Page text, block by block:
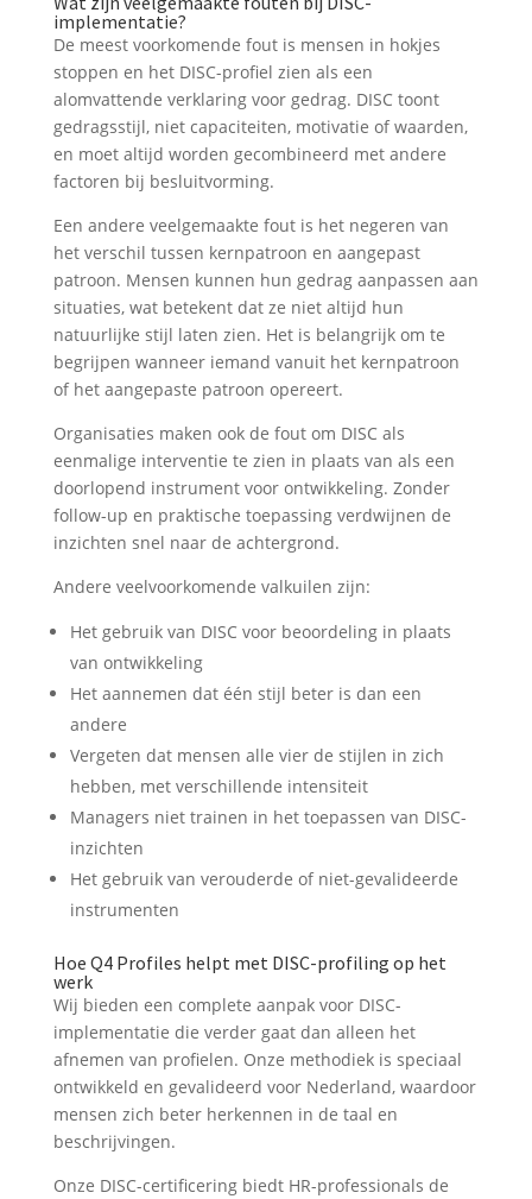
implementatie?
De meest voorkomende fout is mensen in hokjes
stoppen en het DISC-profiel zien als een
alomvattende verklaring voor gedrag. DISC toont
gedragsstijl, niet capaciteiten, motivatie of waarden,
en moet altijd worden gecombineerd met andere
factoren bij besluitvorming.
Een andere veelgemaakte fout is het negeren van
het verschil tussen kernpatroon en aangepast
patroon. Mensen kunnen hun gedrag aanpassen aan
situaties, wat betekent dat ze niet altijd hun
natuurlijke stijl laten zien. Het is belangrijk om te
begrijpen wanneer iemand vanuit het kernpatroon
of het aangepaste patroon opereert.
Organisaties maken ook de fout om DISC als
eenmalige interventie te zien in plaats van als een
doorlopend instrument voor ontwikkeling. Zonder
follow-up en praktische toepassing verdwijnen de
inzichten snel naar de achtergrond.
Andere veelvoorkomende valkuilen zijn:
Het gebruik van DISC voor beoordeling in plaats
van ontwikkeling
Het aannemen dat één stijl beter is dan een
andere
Vergeten dat mensen alle vier de stijlen in zich
hebben, met verschillende intensiteit
Managers niet trainen in het toepassen van DISC-
inzichten
Het gebruik van verouderde of niet-gevalideerde
instrumenten
Hoe Q4 Profiles helpt met DISC-profiling op het
werk
Wij bieden een complete aanpak voor DISC-
implementatie die verder gaat dan alleen het
afnemen van profielen. Onze methodiek is speciaal
ontwikkeld en gevalideerd voor Nederland, waardoor
mensen zich beter herkennen in de taal en
beschrijvingen.
Onze DISC-certificering biedt HR-professionals de